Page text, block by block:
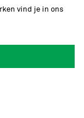
vind je in ons